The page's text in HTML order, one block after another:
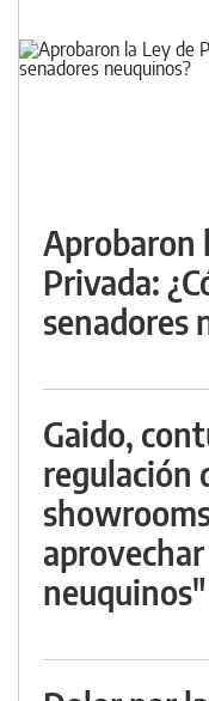
Aprobaron
Privada:
senadores
Gaido,
regulación
neuquinos"